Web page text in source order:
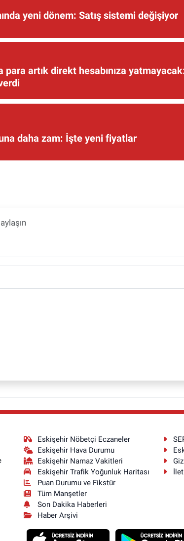
yeni dönem: Satış sistemi değişiyor
para artık direkt hesabınıza
daha zam: İşte yeni fiyatlar
Eskişehir Nöbetçi Eczaneler
Eskişehir Hava Durumu
Eskişehir Namaz Vakitleri
Eskişehir Trafik Yoğunluk Haritası
Puan Durumu ve Fikstür
Tüm Manşetler
Son Dakika Haberleri
Haber Arşivi